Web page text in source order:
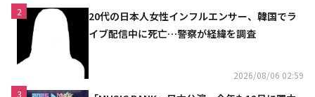
2
20代の日本人女性インフルエンサー、韓国でラ
イブ配信中に死亡…警察が経緯を調査
2026/08/06 02:59
3